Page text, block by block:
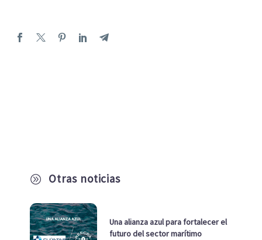
A Otras noticias
Una alianza azul para fortalecer el
futuro del sector marítimo